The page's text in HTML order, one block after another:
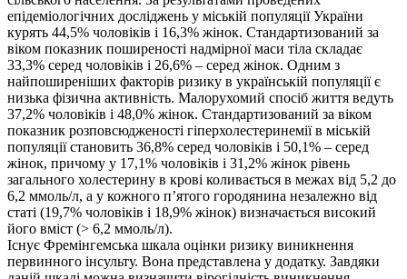
епідеміологічних досліджень у міській популяції України
курять 44,5% чоловіків і 16,3% жінок. Стандартизований за
віком показник поширеності надмірної маси тіла складає
33,3% серед чоловіків і 26,6% – серед жінок. Одним з
найпоширеніших факторів ризику в українській популяції є
низька фізична активність. Малорухомий спосіб життя ведуть
37,2% чоловіків і 48,0% жінок. Стандартизований за віком
показник розповсюдженості гіперхолестеринемії в міській
популяції становить 36,8% серед чоловіків і 50,1% – серед
жінок, причому у 17,1% чоловіків і 31,2% жінок рівень
загального холестерину в крові коливається в межах від 5,2 до
6,2 ммоль/л, а у кожного п’ятого городянина незалежно від
статі (19,7% чоловіків і 18,9% жінок) визначається високий
його вміст (> 6,2 ммоль/л).
Існує Фремінгемська шкала оцінки ризику виникнення
первинного інсульту. Вона представлена у додатку. Завдяки